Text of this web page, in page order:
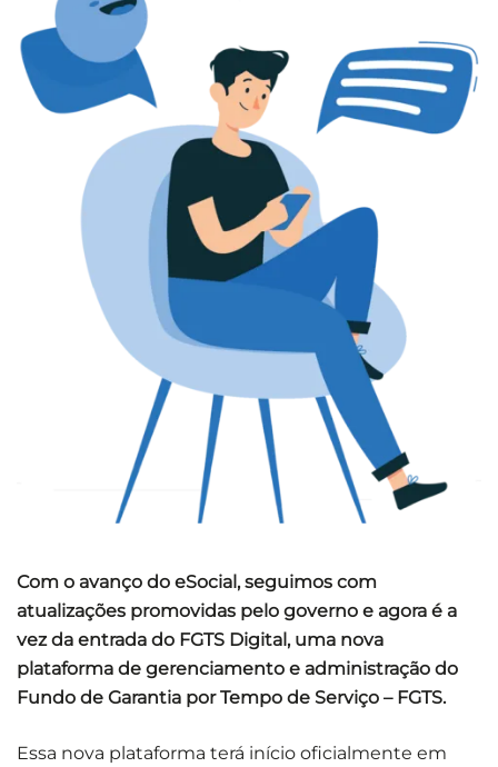
Com o avanço do eSocial, seguimos com
atualizações promovidas pelo governo e agora é a
vez da entrada do FGTS Digital, uma nova
plataforma de gerenciamento e administração do
Fundo de Garantia por Tempo de Serviço – FGTS.
Essa nova plataforma terá início oficialmente em